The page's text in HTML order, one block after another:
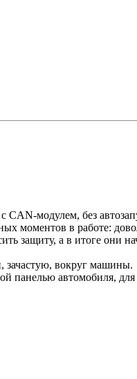
CAN-модулем, без
моментов в работе:
защиту, а в итоге они
зачастую, вокруг машины.
панелью автомобиля,